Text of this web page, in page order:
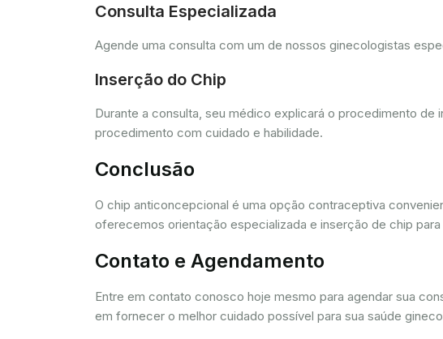
Consulta Especializada
Agende uma consulta com um de nossos ginecologistas
Inserção do Chip
Durante a consulta, seu médico explicará o procedimento
procedimento com cuidado e habilidade.
Conclusão
O chip anticoncepcional é uma opção contraceptiva
oferecemos orientação especializada e inserção de chip
Contato e Agendamento
Entre em contato conosco hoje mesmo para agendar sua
em fornecer o melhor cuidado possível para sua saúde